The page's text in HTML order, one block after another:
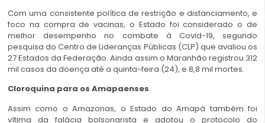
Com uma consistente política de restrição e distanciamento, e
foco na compra de vacinas, o Estado foi considerado o de
melhor desempenho no combate à Covid-19, segundo
pesquisa do Centro de Lideranças Públicas (CLP) que avaliou os
27 Estados da Federação. Ainda assim o Maranhão registrou 312
mil casos da doença até a quinta-feira (24), e 8,8 mil mortes.
Cloroquina para os Amapaenses
Assim como o Amazonas, o Estado do Amapá também foi
vítima da falácia bolsonarista e adotou o protocolo do